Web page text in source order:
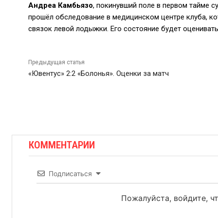
Андреа Камбьязо, покинувший поле в первом тайме
прошёл обследование в медицинском центре клуба,
связок левой лодыжки. Его состояние будет
Предыдущая статья
«Ювентус» 2:2 «Болонья». Оценки за матч
КОММЕНТАРИИ
Подписаться
Пожалуйста, войдите,